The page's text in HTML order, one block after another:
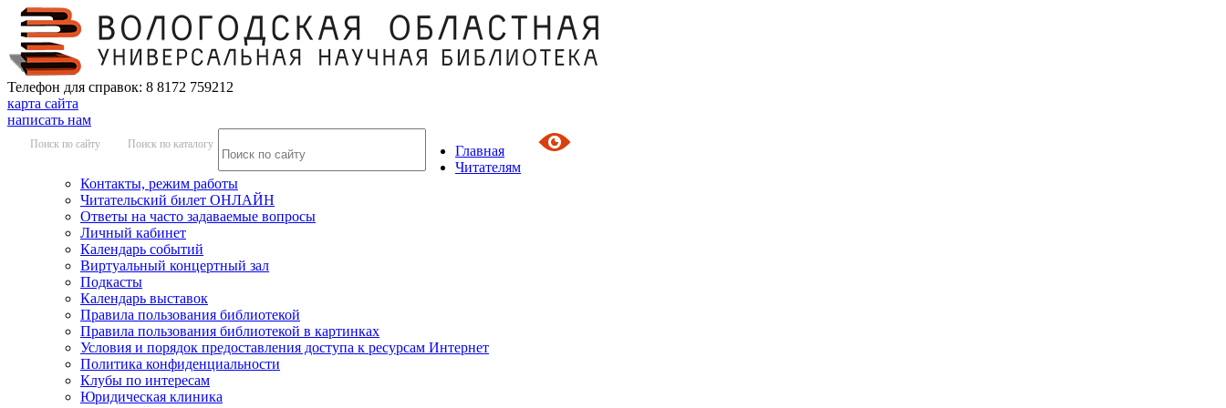
Телефон для справок: 8 8172 759212
карта сайта
написать нам
Поиск по сайту Поиск по каталогу
Главная
Читателям
Контакты, режим работы
Читательский билет ОНЛАЙН
Ответы на часто задаваемые вопросы
Личный кабинет
Календарь событий
Виртуальный концертный зал
Подкасты
Календарь выставок
Правила пользования библиотекой
Правила пользования библиотекой в картинках
Условия и порядок предоставления доступа к ресурсам Интернет
Политика конфиденциальности
Клубы по интересам
Юридическая клиника